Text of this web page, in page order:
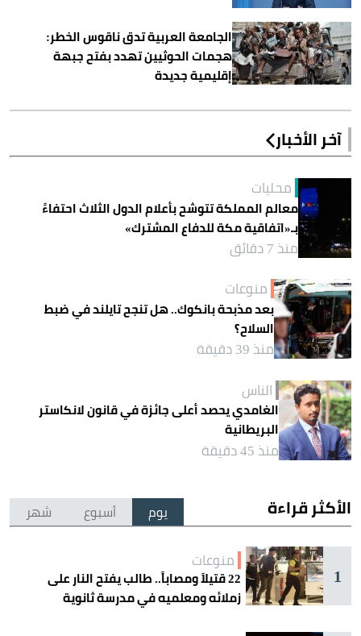
الجامعة العربية تدق ناقوس الخطر:
هجمات الحوثيين تهدد بفتح جبهة
إقليمية جديدة
آخر الأخبار
محليات
معالم المملكة تتوشح بأعلام الدول الثلاث احتفاءً
بـ«اتفاقية مكة للدفاع المشترك»
منذ 7 دقائق
منوعات
بعد مذبحة بانكوك.. هل تنجح تايلند في ضبط
السلاح؟
منذ 39 دقيقة
الناس
الغامدي يحصد أعلى جائزة في قانون لانكاستر
البريطانية
منذ 45 دقيقة
الأكثر قراءة يوم أسبوع شهر
1
منوعات
22 قتيلاً ومصاباً.. طالب يفتح النار على
زملائه ومعلميه في مدرسة ثانوية